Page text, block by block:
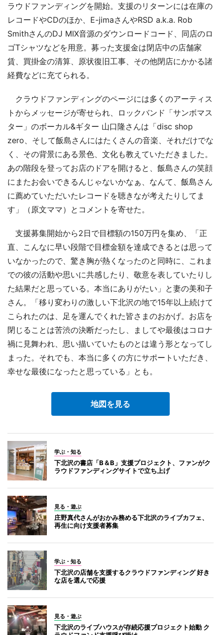
ラウドファンディングを開始。支援のリターンには在庫の
レコードやCDのほか、E-jimaさんやRSD a.k.a. Rob
SmithさんのDJ MIX音源のダウンロードコード、同店のロ
ゴTシャツなどを用意。募った支援金は閉店中の店舗家
賃、買掛金の清算、原状復旧工事、その他閉店にかかる諸
経費などに充てられる。
クラウドファンディングのページには多くのアーティス
トからメッセージが寄せられ、ロックバンド「サンボマス
ター」のボーカル&ギター 山口隆さんは「disc shop
zero、そして飯島さんにはたくさんの音楽、それだけでな
く、その背景にある景色、文化も教えていただきました。
あの階段を登ってお店のドアを開けると、飯島さんの笑顔
にまたお会いできるんじゃないかなぁ、なんて、飯島さん
に薦めていただいたレコードを聴きなが考えたりしてま
す」（原文ママ）とコメントを寄せた。
支援募集開始から2日で目標額の150万円を集め、「正
直、こんなに早い段階で目標金額を達成できるとは思って
いなかったので、驚き胸が熱くなったのと同時に、これま
での彼の活動や思いに共感したり、敬意を表していたりし
た結果だと思っている。本当にありがたい」と妻の美和子
さん。「移り変わりの激しい下北沢の地で15年以上続けて
こられたのは、足を運んでくれた皆さまのおかげ。お店を
閉じることは苦渋の決断だったし、ましてや最後はコロナ
禍に見舞われ、思い描いていたものとは違う形となってし
まった。それでも、本当に多くの方にサポートいただき、
幸せな最後になったと思っている」とも。
地図を見る
学ぶ・知る
下北沢の書店「B＆B」支援プロジェクト、ファンがク
ラウドファンディングサイトで立ち上げ
見る・遊ぶ
庄野真代さんがおかみ務める下北沢のライブカフェ、
再生に向け支援者募集
学ぶ・知る
下北沢の店舗を支援するクラウドファンディング 好き
な店を選んで応援
見る・遊ぶ
下北沢のライブハウスが存続応援プロジェクト始動 ク